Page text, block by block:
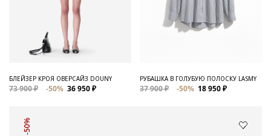
БЛЕЙЗЕР КРОЯ ОВЕРСАЙЗ DOUNY
73 900 ₽ -50% 36 950 ₽
РУБАШКА В ГОЛУБУЮ ПОЛОСКУ LASMY
37 900 ₽ -50% 18 950 ₽
-50%